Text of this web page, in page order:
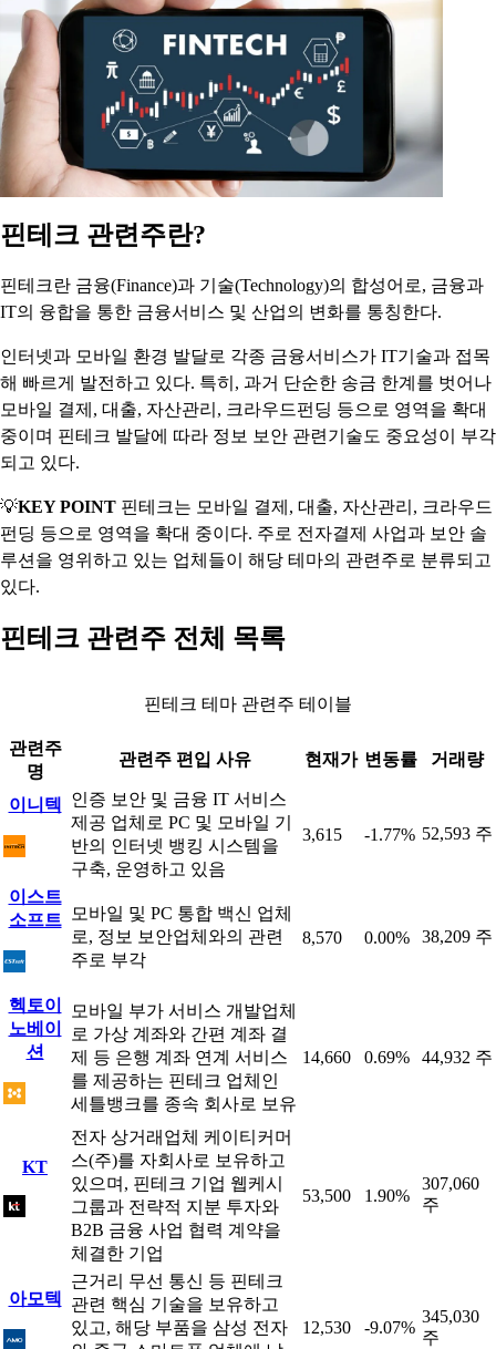
핀테크 관련주란?
핀테크란 금융(Finance)과 기술(Technology)의 합성어로, 금융과
IT의 융합을 통한 금융서비스 및 산업의 변화를 통칭한다.
인터넷과 모바일 환경 발달로 각종 금융서비스가 IT기술과 접목
해 빠르게 발전하고 있다. 특히, 과거 단순한 송금 한계를 벗어나
모바일 결제, 대출, 자산관리, 크라우드펀딩 등으로 영역을 확대
중이며 핀테크 발달에 따라 정보 보안 관련기술도 중요성이 부각
되고 있다.
💡KEY POINT 핀테크는 모바일 결제, 대출, 자산관리, 크라우드
펀딩 등으로 영역을 확대 중이다. 주로 전자결제 사업과 보안 솔
루션을 영위하고 있는 업체들이 해당 테마의 관련주로 분류되고
있다.
핀테크 관련주 전체 목록
핀테크 테마 관련주 테이블
관련주
명
관련주 편입 사유 현재가 변동률 거래량
이니텍
인증 보안 및 금융 IT 서비스
제공 업체로 PC 및 모바일 기
반의 인터넷 뱅킹 시스템을
구축, 운영하고 있음
3,615 -1.77% 52,593 주
이스트
소프트
모바일 및 PC 통합 백신 업체
로, 정보 보안업체와의 관련
주로 부각
8,570 0.00% 38,209 주
헥토이
노베이
션
모바일 부가 서비스 개발업체
로 가상 계좌와 간편 계좌 결
제 등 은행 계좌 연계 서비스
를 제공하는 핀테크 업체인
세틀뱅크를 종속 회사로 보유
14,660 0.69% 44,932 주
KT
전자 상거래업체 케이티커머
스(주)를 자회사로 보유하고
있으며, 핀테크 기업 웹케시
그룹과 전략적 지분 투자와
B2B 금융 사업 협력 계약을
체결한 기업
53,500 1.90%
307,060
주
아모텍
근거리 무선 통신 등 핀테크
관련 핵심 기술을 보유하고
있고, 해당 부품을 삼성 전자
12,530 -9.07%
345,030
주